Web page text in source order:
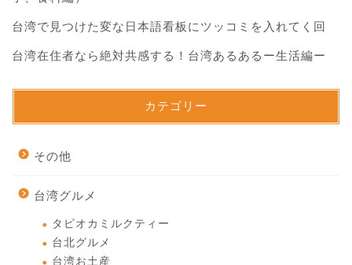
台湾で見つけた変な日本語看板にツッコミを入れてく回
台湾在住者なら絶対共感する！台湾あるあるー生活編ー
カテゴリー
その他
台湾グルメ
タピオカミルクティー
台北グルメ
台湾お土産